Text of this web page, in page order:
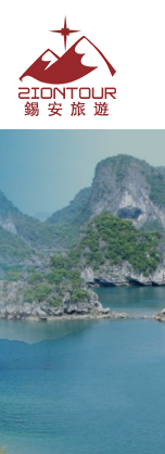
越
安
國
際
旅
行
社
南